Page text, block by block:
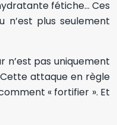
fétiche… Ces
n’est plus seulement
n’est pas uniquement
attaque en règle
« fortifier ». Et